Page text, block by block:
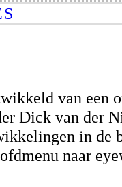
van een
Dick van der
in de
naar